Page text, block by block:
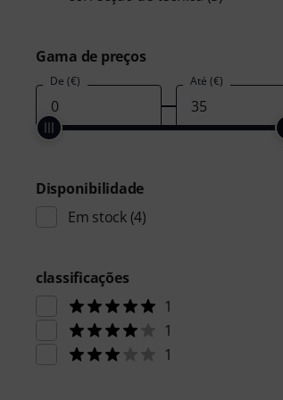
Gama de preços
De (€) Até (€)
Disponibilidade
Em stock(4)
classificações
1
1
1